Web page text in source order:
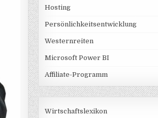
Hosting
Persönlichkeitsentwicklung
Westernreiten
Microsoft Power BI
Affiliate-Programm
Wirtschaftslexikon